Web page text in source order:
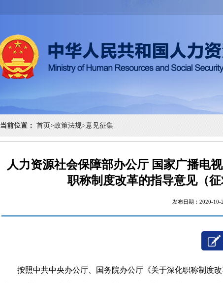
当前位置： 首页>政策法规>意见征集
人力资源社会保障部办公厅 国家广播电
职称制度改革的指导意见（
发布日期：
按照中共中央办公厅、国务院办公厅《关于深化职称制度